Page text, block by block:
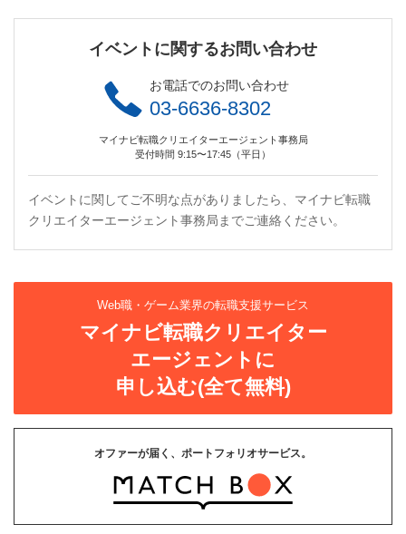
イベントに関するお問い合わせ
お電話でのお問い合わせ
03-6636-8302
マイナビ転職クリエイターエージェント事務局
受付時間 9:15〜17:45（平日）
イベントに関してご不明な点がありましたら、マイナビ転職
クリエイターエージェント事務局までご連絡ください。
Web職・ゲーム業界の転職支援サービス
マイナビ転職クリエイター
エージェントに
申し込む(全て無料)
オファーが届く、ポートフォリオサービス。